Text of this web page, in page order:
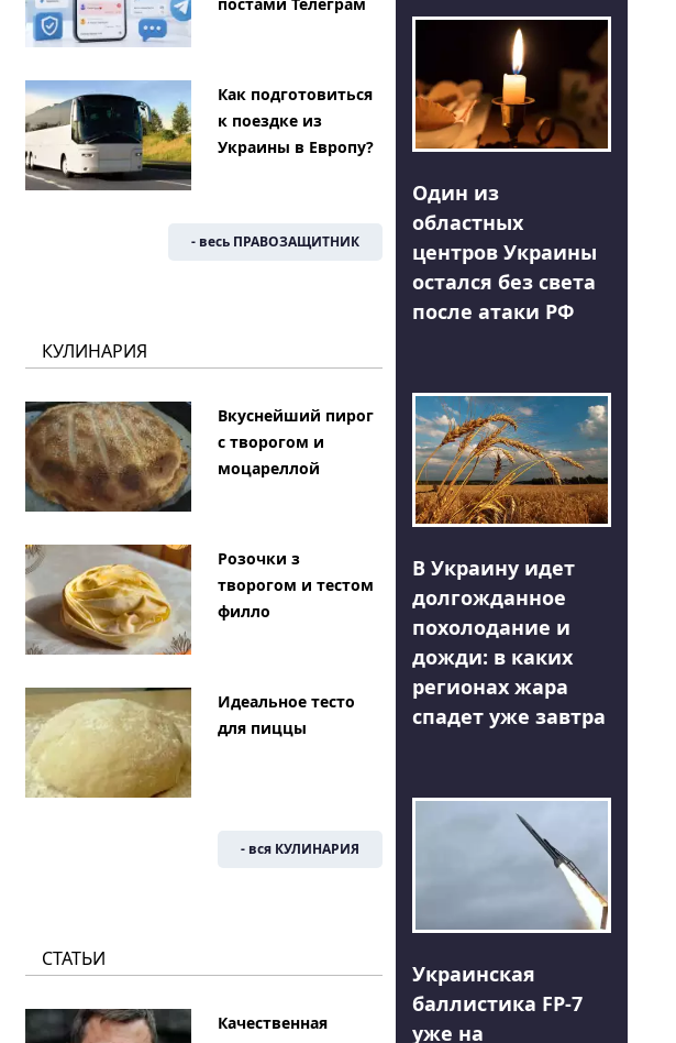
Как подготовиться
к поездке из
Украины в Европу?
- весь ПРАВОЗАЩИТНИК
КУЛИНАРИЯ
Вкуснейший пирог
с творогом и
моцареллой
Розочки з
творогом и тестом
филло
Идеальное тесто
для пиццы
- вся КУЛИНАРИЯ
СТАТЬИ
Качественная
Один из
областных
центров Украины
остался без света
после атаки РФ
В Украину идет
долгожданное
похолодание и
дожди: в каких
регионах жара
спадет уже завтра
Украинская
баллистика FP-7
уже на